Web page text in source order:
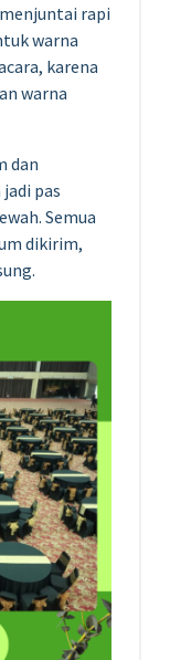
rapi
warna
karena
warna
dan
pas
Semua
dikirim,